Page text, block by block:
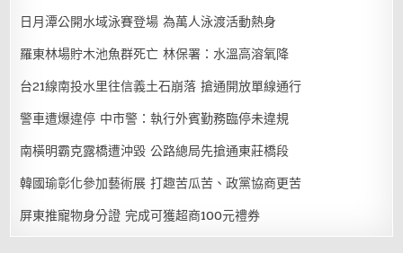
日月潭公開水域泳賽登場 為萬人泳渡活動熱身
羅東林場貯木池魚群死亡 林保署：水溫高溶氧降
台21線南投水里往信義土石崩落 搶通開放單線通行
警車遭爆違停 中市警：執行外賓勤務臨停未違規
南橫明霸克露橋遭沖毀 公路總局先搶通東莊橋段
韓國瑜彰化參加藝術展 打趣苦瓜苦、政黨協商更苦
屏東推寵物身分證 完成可獲超商100元禮券